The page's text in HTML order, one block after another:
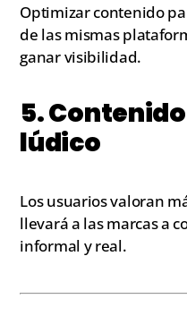
Optimizar contenido
de las mismas
ganar visibilidad.
5.
lúdico
Los usuarios valoran
llevará a las marcas a
informal y real.